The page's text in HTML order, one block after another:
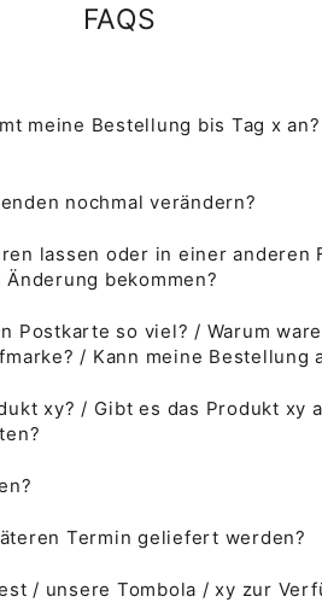
FAQS
meine Bestellung bis Tag x
nochmal verändern?
lassen oder in einer anderen
bekommen?
Postkarte so viel? / Warum
/ Kann meine Bestellung
xy? / Gibt es das Produkt xy
Termin geliefert werden?
/ unsere Tombola / xy zur